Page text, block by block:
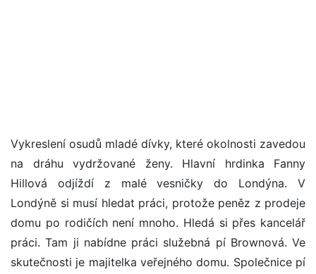
Vykreslení osudů mladé dívky, které okolnosti zavedou
na dráhu vydržované ženy. Hlavní hrdinka Fanny
Hillová odjíždí z malé vesničky do Londýna. V
Londýně si musí hledat práci, protože peněz z prodeje
domu po rodičích není mnoho. Hledá si přes kancelář
práci. Tam ji nabídne práci služebná pí Brownová. Ve
skutečnosti je majitelka veřejného domu. Společnice pí